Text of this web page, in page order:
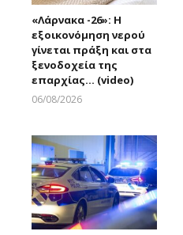
«Λάρνακα -26»: Η
εξοικονόμηση νερού
γίνεται πράξη και στα
ξενοδοχεία της
επαρχίας… (video)
06/08/2026